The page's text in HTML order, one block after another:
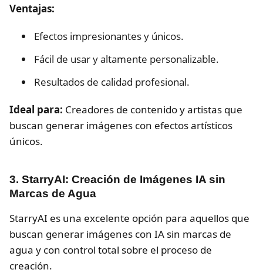
Ventajas:
Efectos impresionantes y únicos.
Fácil de usar y altamente personalizable.
Resultados de calidad profesional.
Ideal para: Creadores de contenido y artistas que
buscan generar imágenes con efectos artísticos
únicos.
3. StarryAI: Creación de Imágenes IA sin
Marcas de Agua
StarryAI es una excelente opción para aquellos que
buscan generar imágenes con IA sin marcas de
agua y con control total sobre el proceso de
creación.